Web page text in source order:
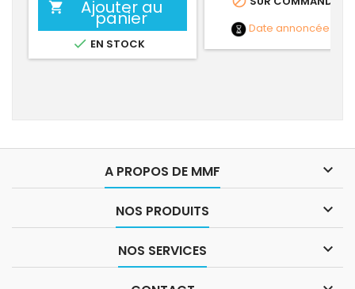
 Ajouter au
panier
 EN STOCK
Date annoncée
A PROPOS DE MMF 
NOS PRODUITS 
NOS SERVICES 